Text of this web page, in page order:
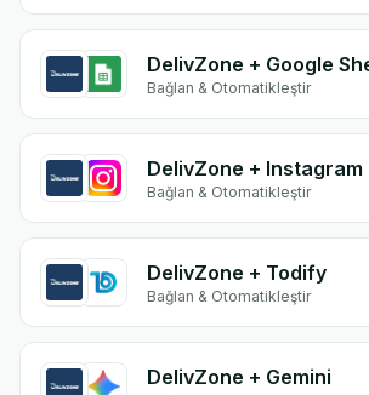
DelivZone + Google
Bağlan & Otomatikleştir
DelivZone + Instagram
Bağlan & Otomatikleştir
DelivZone + Todify
Bağlan & Otomatikleştir
DelivZone + Gemini